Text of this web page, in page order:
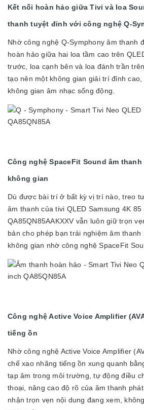
Kết nối hoàn hảo giữa Tivi và loa
thanh tuyệt đỉnh với công nghệ Q-
Nhờ công nghệ Q-Symphony âm thanh
hoàn hảo giữa hai loa tầm cao trên
trước, loa cạnh bên và loa đánh trần
tạo nên một không gian giải trí đỉnh
không gian âm nhạc sống động.
Công nghệ SpaceFit Sound âm
không gian
Dù được bài trí ở bất kỳ vị trí nào, treo
âm thanh của tivi QLED Samsung 4K 85
QA85QN85AAKXXV vẫn luôn giữ trọn
bản cho phép bạn trải nghiệm âm
không gian nhờ công nghệ SpaceFit
Công nghệ Active Voice Amplifier
tiếng ồn
Nhờ công nghệ Active Voice Amplifier
chế xao nhãng tiếng ồn xung quanh
tạp âm trong môi trường, tự động điều
thoại, nâng cao độ rõ của âm thanh
nhận trọn vẹn nội dung đang xem,